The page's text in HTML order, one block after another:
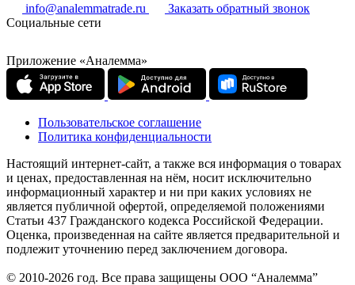
info@analemmatrade.ru
Заказать обратный звонок
Социальные сети
Приложение «Аналемма»
Пользовательское соглашение
Политика конфиденциальности
Настоящий интернет-сайт, а также вся информация о товарах
и ценах, предоставленная на нём, носит исключительно
информационный характер и ни при каких условиях не
является публичной офертой, определяемой положениями
Статьи 437 Гражданского кодекса Российской Федерации.
Оценка, произведенная на сайте является предварительной и
подлежит уточнению перед заключением договора.
© 2010-2026 год. Все права защищены ООО “Аналемма”